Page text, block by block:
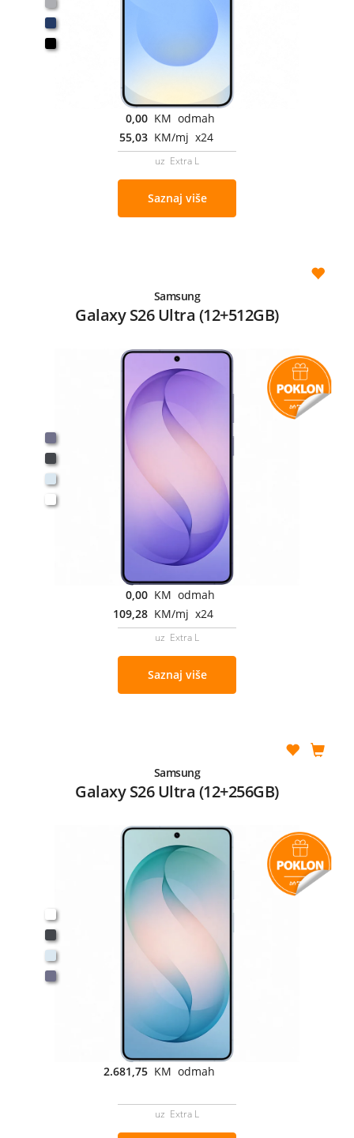
0,00 KM odmah
55,03 KM/mj x24
uz Extra L
Saznaj više
Samsung
Galaxy S26 Ultra (12+512GB)
0,00 KM odmah
109,28 KM/mj x24
uz Extra L
Saznaj više
Samsung
Galaxy S26 Ultra (12+256GB)
2.681,75 KM odmah
uz Extra L